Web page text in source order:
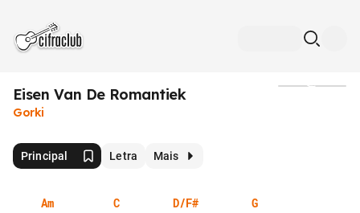
Eisen Van De Romantiek
Gorki
Principal Letra Mais
Am C D/F# G